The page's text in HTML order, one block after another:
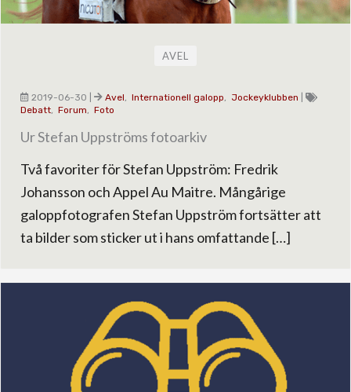
AVEL
2019-06-30 Avel, Internationell galopp, Jockeyklubben
Debatt, Forum, Foto
Ur Stefan Uppströms fotoarkiv
Två favoriter för Stefan Uppström: Fredrik
Johansson och Appel Au Maitre. Mångårige
galoppfotografen Stefan Uppström fortsätter att
ta bilder som sticker ut i hans omfattande […]